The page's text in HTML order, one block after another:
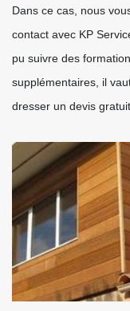
Dans ce cas, nous
contact avec KP
pu suivre des
supplémentaires, il
dresser un devis